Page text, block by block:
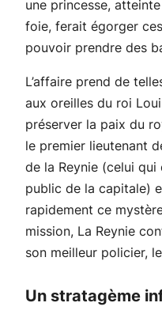
une princesse,
foie, ferait égorger
pouvoir prendre des
L’affaire prend de
aux oreilles du roi
préserver la paix du
le premier lieutenant
de la Reynie (celui qui
public de la capitale)
rapidement ce
mission, La Reynie
son meilleur policier,
Un stratagème